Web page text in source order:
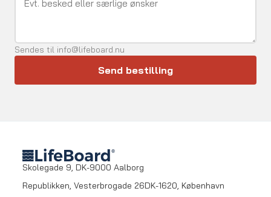
Sendes til info@lifeboard.nu
Send bestilling
Skolegade 9, DK-9000 Aalborg
Republikken, Vesterbrogade 26DK-1620, København